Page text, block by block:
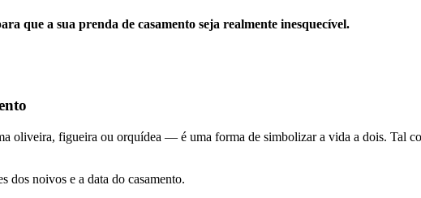
que a sua prenda de casamento seja realmente inesquecível.
oliveira, figueira ou orquídea — é uma forma de simbolizar a vida a dois. Tal
dos noivos e a data do casamento.